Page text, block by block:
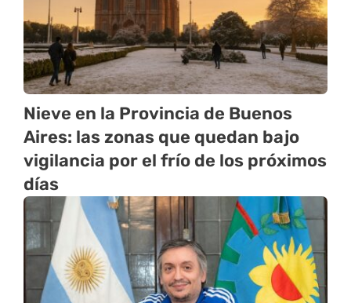
Nieve en la Provincia de Buenos
Aires: las zonas que quedan bajo
vigilancia por el frío de los próximos
días